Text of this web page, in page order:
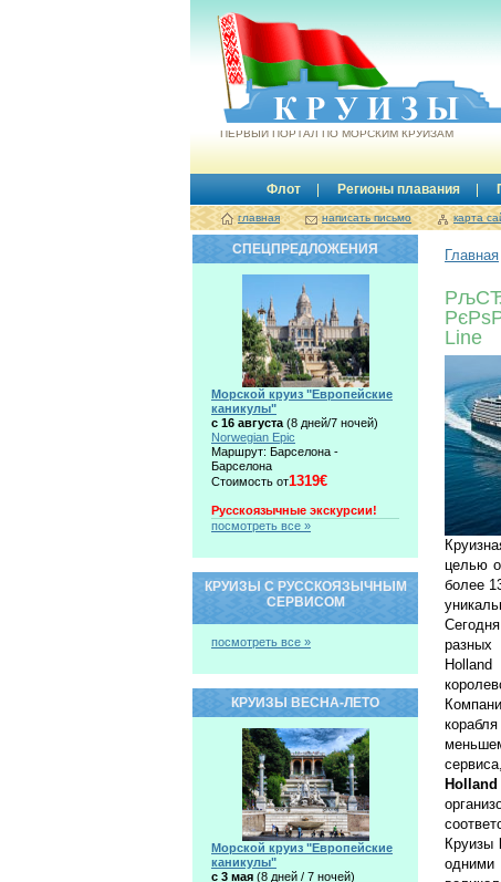
Круизы.by
ПЕРВЫЙ ПОРТАЛ ПО МОРСКИМ КРУИЗАМ
Флот Регионы плавания
главная написать письмо карта
Главная
Line
целью
более
разных
Круизы
СПЕЦПРЕДЛОЖЕНИЯ
Морской круиз "Европейские
каникулы"
с 16 августа (8 дней/7 ночей)
Norwegian Epic
Маршрут: Барселона -
Барселона
Стоимость от1319€
Русскоязычные экскурсии!
посмотреть все »
КРУИЗЫ С РУССКОЯЗЫЧНЫМ
СЕРВИСОМ
посмотреть все »
КРУИЗЫ ВЕСНА-ЛЕТО
Морской круиз "Европейские
каникулы"
c 3 мая (8 дней / 7 ночей)